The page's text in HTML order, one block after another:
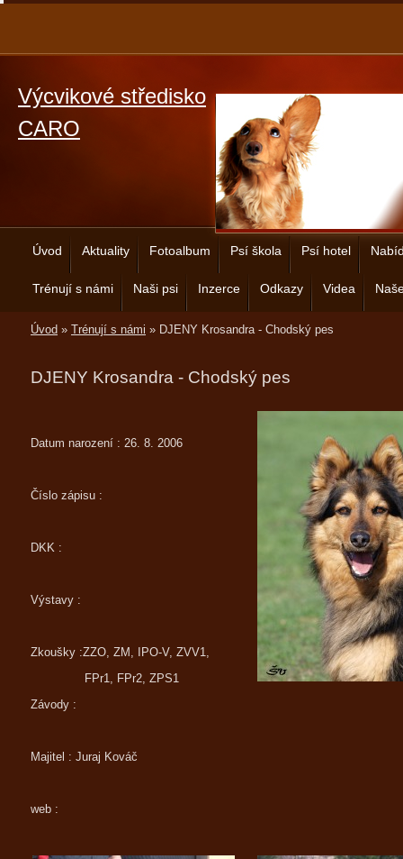
Výcvikové středisko
CARO
Úvod Aktuality Fotoalbum Psí škola Psí hotel
Trénují s námi Naši psi Inzerce Odkazy Videa
Úvod » Trénují s námi » DJENY Krosandra - Chodský pes
DJENY Krosandra - Chodský pes
Datum narození : 26. 8. 2006
Číslo zápisu :
DKK :
Výstavy :
Zkoušky :ZZO, ZM, IPO-V, ZVV1,
FPr1, FPr2, ZPS1
Závody :
Majitel : Juraj Kováč
web :